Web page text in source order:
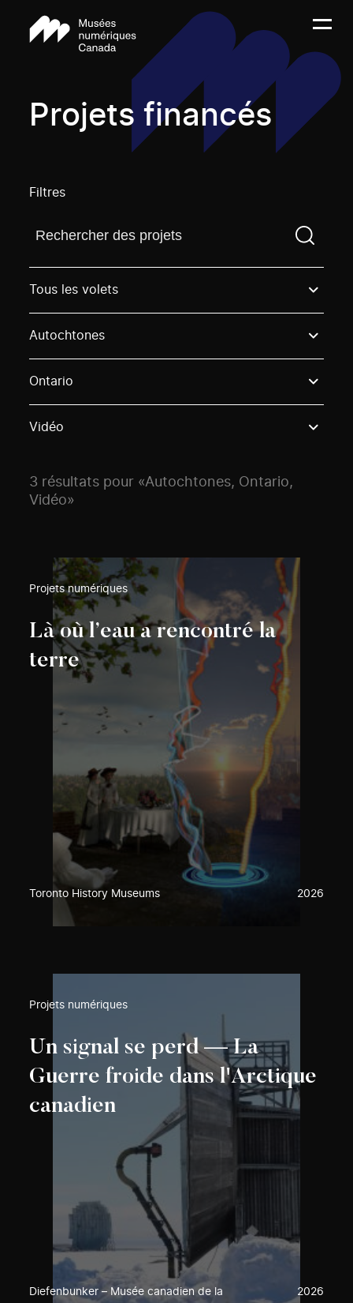
Projets financés
Filtres
Trouvez un projetVous devez saisir un terme de
Tous les volets
Autochtones
Ontario
Vidéo
3 résultats pour «Autochtones, Ontario,
Vidéo»
Projets numériques
Là où l’eau a rencontré la
terre
Toronto History Museums 2026
Projets numériques
Un signal se perd — La
Guerre froide dans l'Arctique
canadien
Diefenbunker – Musée canadien de la
2026